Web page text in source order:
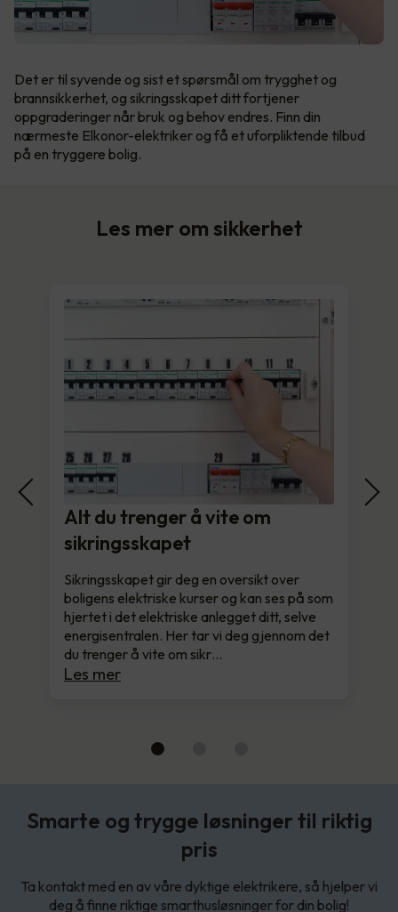
Det er til syvende og sist et spørsmål om trygghet og
brannsikkerhet, og sikringsskapet ditt fortjener
oppgraderinger når bruk og behov endres. Finn din
nærmeste Elkonor-elektriker og få et uforpliktende tilbud
på en tryggere bolig.
Les mer om sikkerhet
Alt du trenger å vite om
sikringsskapet
Sikringsskapet gir deg en oversikt over
boligens elektriske kurser og kan ses på som
hjertet i det elektriske anlegget ditt, selve
energisentralen. Her tar vi deg gjennom det
du trenger å vite om sikr…
Les mer
Smarte og trygge løsninger til riktig
pris
Ta kontakt med en av våre dyktige elektrikere, så hjelper vi
deg å finne riktige smarthusløsninger for din bolig!